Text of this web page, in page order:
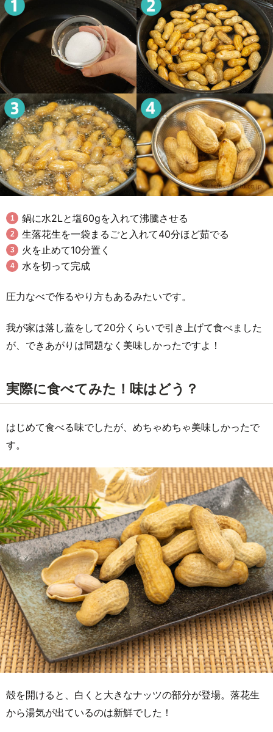
鍋に水2Lと塩60gを入れて沸騰させる
生落花生を一袋まるごと入れて40分ほど茹でる
火を止めて10分置く
水を切って完成
圧力なべで作るやり方もあるみたいです。
我が家は落し蓋をして20分くらいで引き上げて食べました
が、できあがりは問題なく美味しかったですよ！
実際に食べてみた！味はどう？
はじめて食べる味でしたが、めちゃめちゃ美味しかったで
す。
殻を開けると、白くと大きなナッツの部分が登場。落花生
から湯気が出ているのは新鮮でした！